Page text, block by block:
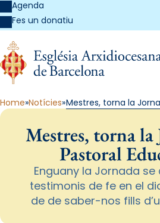
Agenda
Fes un donatiu
Home Notícies Mestres, torna la
Mestres, torna la
Pastoral
Enguany la Jornada se
testimonis de fe en el
de de saber-nos fills